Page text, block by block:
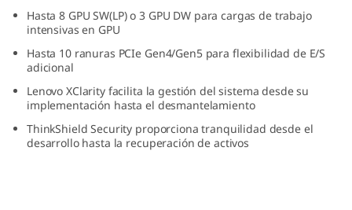
Hasta 8 GPU SW(LP) o 3 GPU DW para cargas de trabajo
intensivas en GPU
Hasta 10 ranuras PCIe Gen4/Gen5 para flexibilidad de E/S
adicional
Lenovo XClarity facilita la gestión del sistema desde su
implementación hasta el desmantelamiento
ThinkShield Security proporciona tranquilidad desde el
desarrollo hasta la recuperación de activos